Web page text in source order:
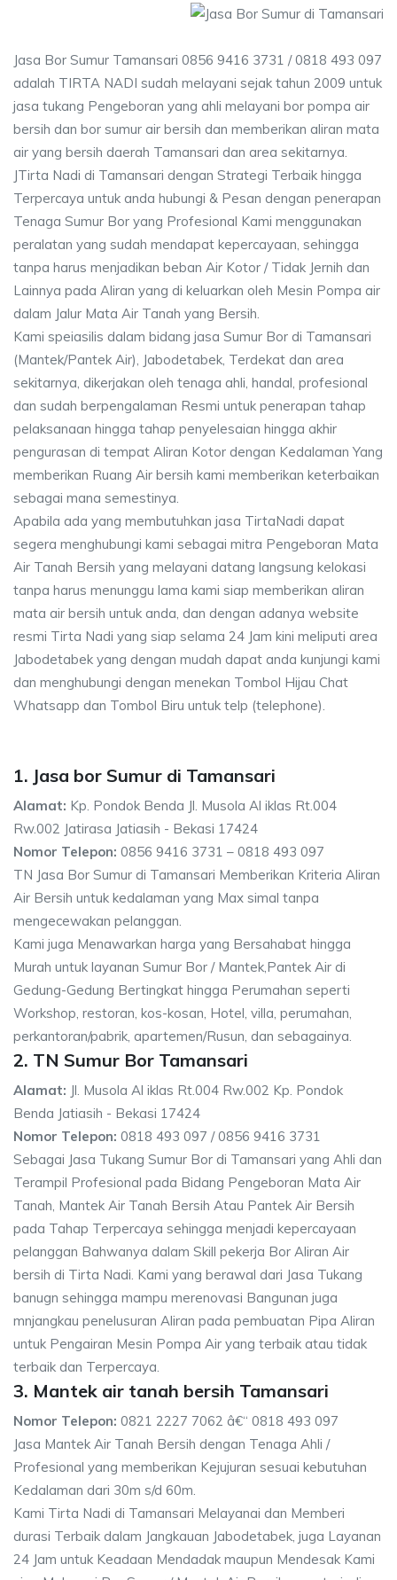
Jasa Bor Sumur Tamansari 0856 9416 3731 / 0818 493 097
adalah TIRTA NADI sudah melayani sejak tahun 2009 untuk
jasa tukang Pengeboran yang ahli melayani bor pompa air
bersih dan bor sumur air bersih dan memberikan aliran mata
air yang bersih daerah Tamansari dan area sekitarnya.
JTirta Nadi di Tamansari dengan Strategi Terbaik hingga
Terpercaya untuk anda hubungi & Pesan dengan penerapan
Tenaga Sumur Bor yang Profesional Kami menggunakan
peralatan yang sudah mendapat kepercayaan, sehingga
tanpa harus menjadikan beban Air Kotor / Tidak Jernih dan
Lainnya pada Aliran yang di keluarkan oleh Mesin Pompa air
dalam Jalur Mata Air Tanah yang Bersih.
Kami speiasilis dalam bidang jasa Sumur Bor di Tamansari
(Mantek/Pantek Air), Jabodetabek, Terdekat dan area
sekitarnya, dikerjakan oleh tenaga ahli, handal, profesional
dan sudah berpengalaman Resmi untuk penerapan tahap
pelaksanaan hingga tahap penyelesaian hingga akhir
pengurasan di tempat Aliran Kotor dengan Kedalaman Yang
memberikan Ruang Air bersih kami memberikan keterbaikan
sebagai mana semestinya.
Apabila ada yang membutuhkan jasa TirtaNadi dapat
segera menghubungi kami sebagai mitra Pengeboran Mata
Air Tanah Bersih yang melayani datang langsung kelokasi
tanpa harus menunggu lama kami siap memberikan aliran
mata air bersih untuk anda, dan dengan adanya website
resmi Tirta Nadi yang siap selama 24 Jam kini meliputi area
Jabodetabek yang dengan mudah dapat anda kunjungi kami
dan menghubungi dengan menekan Tombol Hijau Chat
Whatsapp dan Tombol Biru untuk telp (telephone).
1. Jasa bor Sumur di Tamansari
Alamat: Kp. Pondok Benda Jl. Musola Al iklas Rt.004
Rw.002 Jatirasa Jatiasih - Bekasi 17424
Nomor Telepon: 0856 9416 3731 – 0818 493 097
TN Jasa Bor Sumur di Tamansari Memberikan Kriteria Aliran
Air Bersih untuk kedalaman yang Max simal tanpa
mengecewakan pelanggan.
Kami juga Menawarkan harga yang Bersahabat hingga
Murah untuk layanan Sumur Bor / Mantek,Pantek Air di
Gedung-Gedung Bertingkat hingga Perumahan seperti
Workshop, restoran, kos-kosan, Hotel, villa, perumahan,
perkantoran/pabrik, apartemen/Rusun, dan sebagainya.
2. TN Sumur Bor Tamansari
Alamat: Jl. Musola Al iklas Rt.004 Rw.002 Kp. Pondok
Benda Jatiasih - Bekasi 17424
Nomor Telepon: 0818 493 097 / 0856 9416 3731
Sebagai Jasa Tukang Sumur Bor di Tamansari yang Ahli dan
Terampil Profesional pada Bidang Pengeboran Mata Air
Tanah, Mantek Air Tanah Bersih Atau Pantek Air Bersih
pada Tahap Terpercaya sehingga menjadi kepercayaan
pelanggan Bahwanya dalam Skill pekerja Bor Aliran Air
bersih di Tirta Nadi. Kami yang berawal dari Jasa Tukang
banugn sehingga mampu merenovasi Bangunan juga
mnjangkau penelusuran Aliran pada pembuatan Pipa Aliran
untuk Pengairan Mesin Pompa Air yang terbaik atau tidak
terbaik dan Terpercaya.
3. Mantek air tanah bersih Tamansari
Nomor Telepon: 0821 2227 7062 â€“ 0818 493 097
Jasa Mantek Air Tanah Bersih dengan Tenaga Ahli /
Profesional yang memberikan Kejujuran sesuai kebutuhan
Kedalaman dari 30m s/d 60m.
Kami Tirta Nadi di Tamansari Melayanai dan Memberi
durasi Terbaik dalam Jangkauan Jabodetabek, juga Layanan
24 Jam untuk Keadaan Mendadak maupun Mendesak Kami